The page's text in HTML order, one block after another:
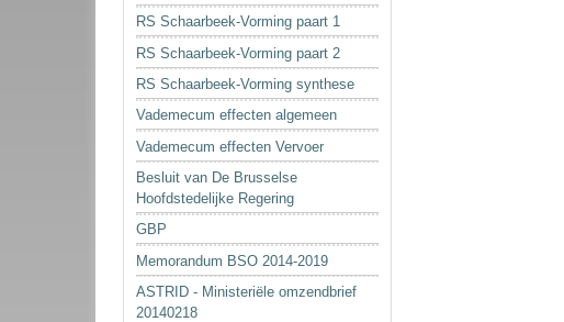
RS Schaarbeek-Vorming paart 1
RS Schaarbeek-Vorming paart 2
RS Schaarbeek-Vorming synthese
Vademecum effecten algemeen
Vademecum effecten Vervoer
Besluit van De Brusselse
Hoofdstedelijke Regering
GBP
Memorandum BSO 2014-2019
ASTRID - Ministeriële omzendbrief
20140218